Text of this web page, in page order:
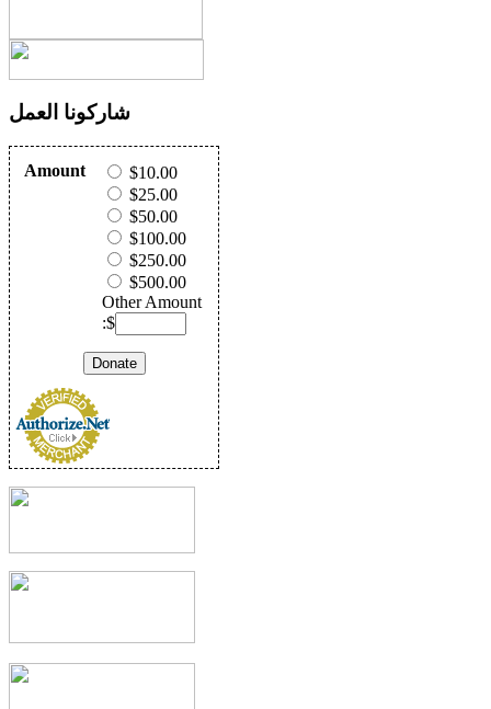
شاركونا العمل
Amount
$10.00
$25.00
$50.00
$100.00
$250.00
$500.00
Other Amount
:$